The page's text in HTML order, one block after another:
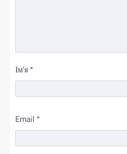
Ім'я *
Email *